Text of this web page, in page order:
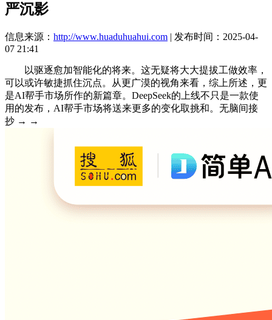
严沉影
信息来源： http://www.huaduhuahui.com | 发布时间：2025-04-
07 21:41
以驱逐愈加智能化的将来。这无疑将大大提拔工做效率，
可以或许敏捷抓住沉点。从更广漠的视角来看，综上所述，更
是AI帮手市场所作的新篇章。DeepSeek的上线不只是一款使
用的发布，AI帮手市场将送来更多的变化取挑和。无脑间接
抄 → →